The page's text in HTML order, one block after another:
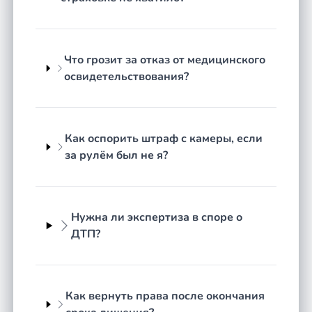
и сопровождение на пересдаче;
защита при обвинении в причинении
вреда здоровью в результате ДТП.
Юридическая основа
Большинство нарушений за рулём регулирует
(КоАП РФ)— именно по нему назначают штрафы,
встречную полосу квалифицируется по статье
12.15 КоАП РФ, а управление в состоянии
страховщиками строитФедеральный закон «Об
сроки рассмотрения заявления и порядок
Что грозит за отказ от медицинского
освидетельствования?
Как оспорить штраф с камеры, если
за рулём был не я?
Нужна ли экспертиза в споре о
ДТП?
Как вернуть права после окончания